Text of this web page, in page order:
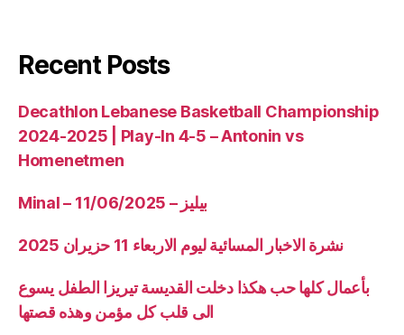
Recent Posts
Decathlon Lebanese Basketball Championship
2024-2025 | Play-In 4-5 – Antonin vs
Homenetmen
Minal – 11/06/2025 – بيليز
نشرة الاخبار المسائية ليوم الاربعاء 11 حزيران 2025
بأعمال كلها حب هكذا دخلت القديسة تيريزا الطفل يسوع
الى قلب كل مؤمن وهذه قصتها